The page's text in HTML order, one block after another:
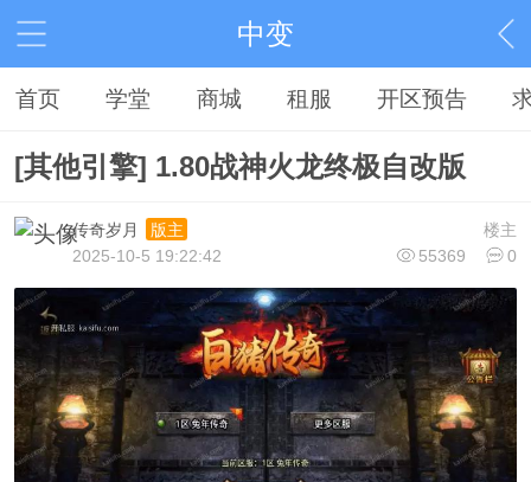
中变
首页 学堂 商城 租服 开区预告
[其他引擎] 1.80战神火龙终极自改版
楼主
传奇岁月
版主
55369
0
2025-10-5 19:22:42